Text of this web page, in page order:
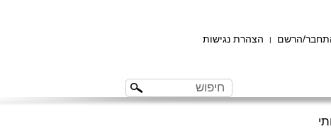
הרשם | הצהרת נגישות